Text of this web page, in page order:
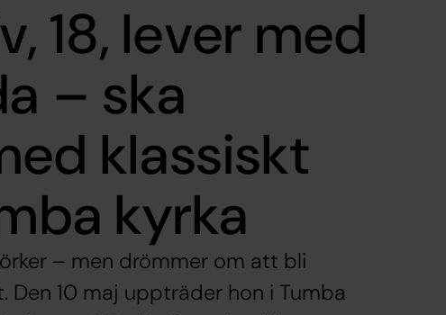
18, lever med
– ska
klassiskt
kyrka
– men drömmer om att bli
Den 10 maj uppträder hon i Tumba